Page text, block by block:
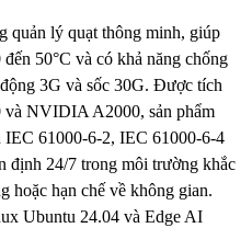
quản lý quạt thông minh, giúp
50°C và có khả năng chống
3G và sốc 30G. Được tích
NVIDIA A2000, sản phẩm
IEC 61000-6-2, IEC 61000-6-4
định 24/7 trong môi trường khắc
hoặc hạn chế về không gian.
Ubuntu 24.04 và Edge AI